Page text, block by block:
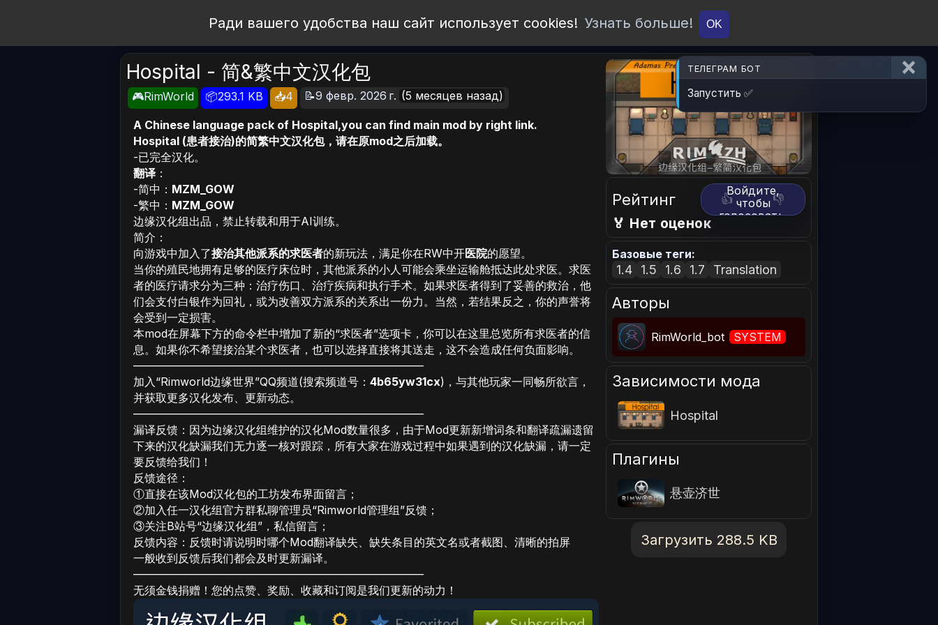
Ради вашего удобства наш сайт использует cookies! Узнать больше! OK
Hospital - 简&繁中文汉化包
🎮RimWorld 📦293.1 KB 📥4 📝9 февр. 2026 г. (5 месяцев назад)
A Chinese language pack of Hospital,you can find main mod by right link.
Hospital (患者接治)的简繁中文汉化包，请在原mod之后加载。
-已完全汉化。
翻译 ：
-简中： MZM_GOW
-繁中： MZM_GOW
边缘汉化组出品，禁止转载和用于AI训练。
简介：
向游戏中加入了接治其他派系的求医者的新玩法，满足你在RW中开医院的愿望。
当你的殖民地拥有足够的医疗床位时，其他派系的小人可能会乘坐运输舱抵达此处求医。求医
者的医疗请求分为三种：治疗伤口、治疗疾病和执行手术。如果求医者得到了妥善的救治，他
们会支付白银作为回礼，或为改善双方派系的关系出一份力。当然，若结果反之，你的声誉将
会受到一定损害。
本mod在屏幕下方的命令栏中增加了新的“求医者”选项卡，你可以在这里总览所有求医者的信
息。如果你不希望接治某个求医者，也可以选择直接将其送走，这不会造成任何负面影响。
——————————————————————————
加入“Rimworld边缘世界”QQ频道(搜索频道号： 4b65yw31cx)，与其他玩家一同畅所欲言，
并获取更多汉化发布、更新动态。
——————————————————————————
漏译反馈：因为边缘汉化组维护的汉化Mod数量很多，由于Mod更新新增词条和翻译疏漏遗留
下来的汉化缺漏我们无力逐一核对跟踪，所有大家在游戏过程中如果遇到的汉化缺漏，请一定
要反馈给我们！
反馈途径：
①直接在该Mod汉化包的工坊发布界面留言；
②加入任一汉化组官方群私聊管理员“Rimworld管理组”反馈；
③关注B站号“边缘汉化组”，私信留言；
反馈内容：反馈时请说明时哪个Mod翻译缺失、缺失条目的英文名或者截图、清晰的拍屏
一般收到反馈后我们都会及时更新漏译。
——————————————————————————
无须金钱捐赠！您的点赞、奖励、收藏和订阅是我们更新的动力！
Рейтинг 👍 👎
Войдите,
чтобы
голосовать.
🏅 Нет оценок
Базовые теги:
1.4 1.5 1.6 1.7 Translation
Авторы
RimWorld_bot SYSTEM
Зависимости мода
Hospital
Плагины
悬壶济世
Загрузить 288.5 KB
ТЕЛЕГРАМ БОТ
Запустить ✅